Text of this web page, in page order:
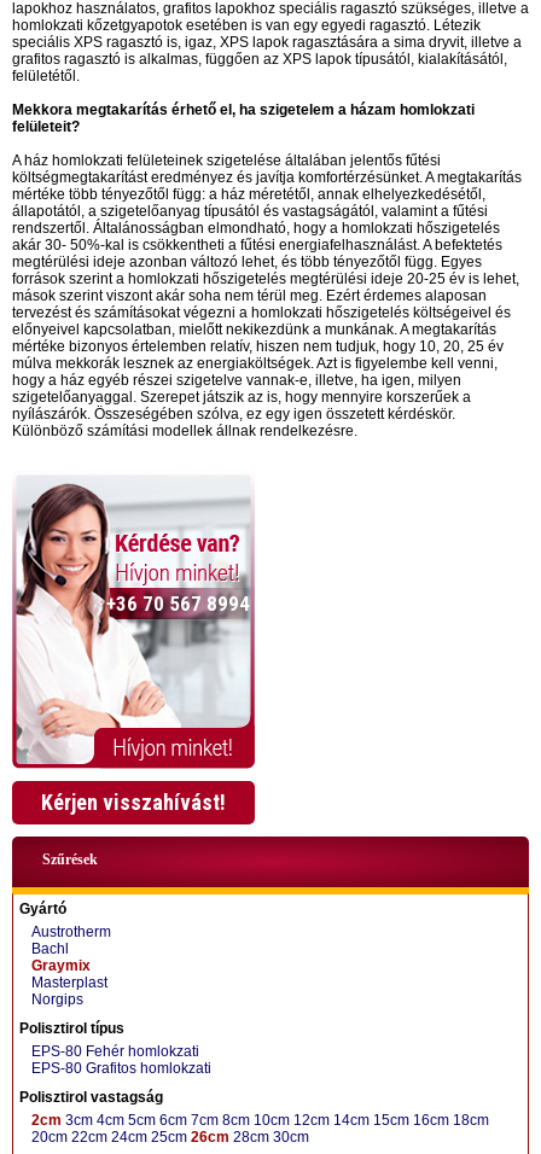
lapokhoz használatos, grafitos lapokhoz speciális ragasztó szükséges, illetve a
homlokzati kőzetgyapotok esetében is van egy egyedi ragasztó. Létezik
speciális XPS ragasztó is, igaz, XPS lapok ragasztására a sima dryvit, illetve a
grafitos ragasztó is alkalmas, függően az XPS lapok típusától, kialakításától,
felületétől.
Mekkora megtakarítás érhető el, ha szigetelem a házam homlokzati
felületeit?
A ház homlokzati felületeinek szigetelése általában jelentős fűtési
költségmegtakarítást eredményez és javítja komfortérzésünket. A megtakarítás
mértéke több tényezőtől függ: a ház méretétől, annak elhelyezkedésétől,
állapotától, a szigetelőanyag típusától és vastagságától, valamint a fűtési
rendszertől. Általánosságban elmondható, hogy a homlokzati hőszigetelés
akár 30- 50%-kal is csökkentheti a fűtési energiafelhasználást. A befektetés
megtérülési ideje azonban változó lehet, és több tényezőtől függ. Egyes
források szerint a homlokzati hőszigetelés megtérülési ideje 20-25 év is lehet,
mások szerint viszont akár soha nem térül meg. Ezért érdemes alaposan
tervezést és számításokat végezni a homlokzati hőszigetelés költségeivel és
előnyeivel kapcsolatban, mielőtt nekikezdünk a munkának. A megtakarítás
mértéke bizonyos értelemben relatív, hiszen nem tudjuk, hogy 10, 20, 25 év
múlva mekkorák lesznek az energiaköltségek. Azt is figyelembe kell venni,
hogy a ház egyéb részei szigetelve vannak-e, illetve, ha igen, milyen
szigetelőanyaggal. Szerepet játszik az is, hogy mennyire korszerűek a
nyílászárók. Összeségében szólva, ez egy igen összetett kérdéskör.
Különböző számítási modellek állnak rendelkezésre.
+36 70 567 8994
+36 70 424 0199
Kérjen visszahívást!
Szűrések
Gyártó
Austrotherm
Bachl
Graymix
Masterplast
Norgips
Polisztirol típus
EPS-80 Fehér homlokzati
EPS-80 Grafitos homlokzati
Polisztirol vastagság
2cm 3cm 4cm 5cm 6cm 7cm 8cm 10cm 12cm 14cm 15cm 16cm 18cm
20cm 22cm 24cm 25cm 26cm 28cm 30cm